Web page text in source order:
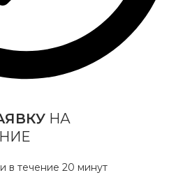
НА
в течение 20 минут